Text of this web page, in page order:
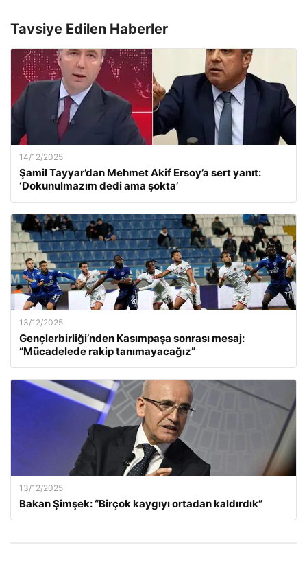
Tavsiye Edilen Haberler
14/12/2025
Şamil Tayyar’dan Mehmet Akif Ersoy’a sert yanıt:
‘Dokunulmazım dedi ama şokta’
13/12/2025
Gençlerbirliği’nden Kasımpaşa sonrası mesaj:
“Mücadelede rakip tanımayacağız”
13/12/2025
Bakan Şimşek: “Birçok kaygıyı ortadan kaldırdık”